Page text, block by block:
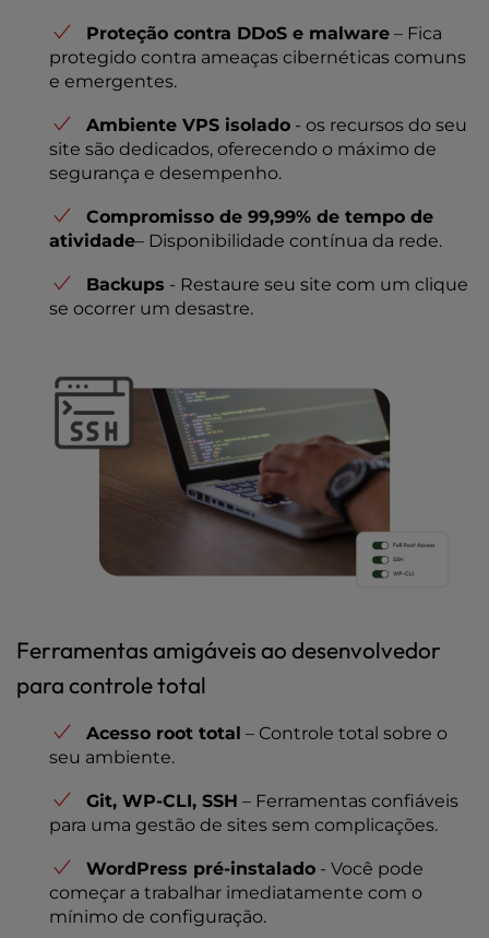
Proteção contra DDoS e malware – Fica
protegido contra ameaças cibernéticas comuns
e emergentes.
Ambiente VPS isolado - os recursos do seu
site são dedicados, oferecendo o máximo de
segurança e desempenho.
Compromisso de 99,99% de tempo de
atividade– Disponibilidade contínua da rede.
Backups - Restaure seu site com um clique
se ocorrer um desastre.
Ferramentas amigáveis ao desenvolvedor
para controle total
Acesso root total – Controle total sobre o
seu ambiente.
Git, WP-CLI, SSH – Ferramentas confiáveis
para uma gestão de sites sem complicações.
WordPress pré-instalado - Você pode
começar a trabalhar imediatamente com o
mínimo de configuração.